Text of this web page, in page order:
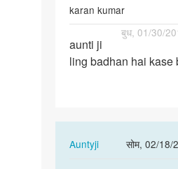
karan kumar
बुध, 01/30/
aunti
ji
aunti ji
ling badhan hai kase
Auntyji
सोम, 02/
In